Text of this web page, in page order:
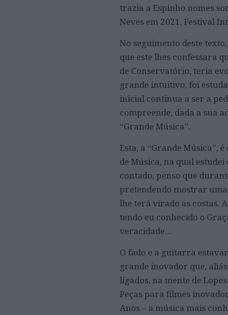
trazia a Espinho nomes
Neves em 2021, Festival
No seguimento deste
que este lhes confessara
de Conservatório, teria
grande intuitivo, foi
inicial continua a ser a
compreende, dada a sua
“Grande Música”.
Esta, a “Grande Música”,
de Música, na qual
contado, penso que
pretendendo mostrar
lhe terá virado as costas.
tendo eu conhecido o
veracidade…
O fado e a guitarra
grande inovador que,
ligados, na mente de
Peças para filmes
Anos – a música mais